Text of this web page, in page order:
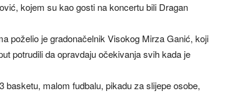
kojem su kao gosti na koncertu bili Dragan
poželio je gradonačelnik Visokog Mirza Ganić, koji
potrudili da opravdaju očekivanja svih kada je
basketu, malom fudbalu, pikadu za slijepe osobe,